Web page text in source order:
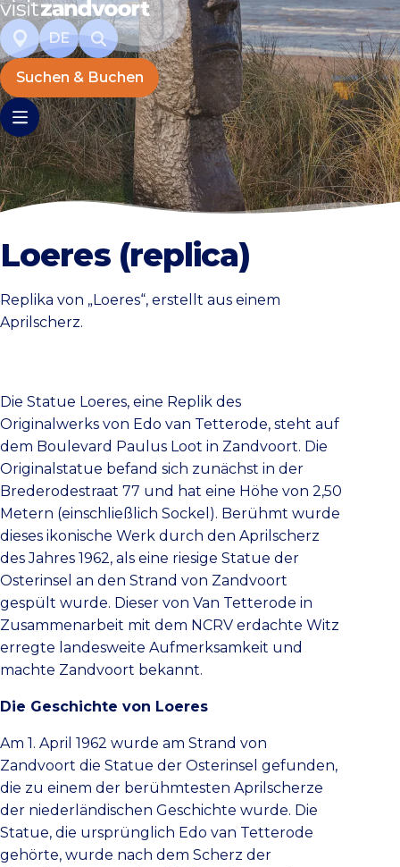
DE
Suchen & Buchen
Loeres (replica)
Replika von „Loeres“, erstellt aus einem
Aprilscherz.
Die Statue Loeres, eine Replik des
Originalwerks von Edo van Tetterode, steht auf
dem Boulevard Paulus Loot in Zandvoort. Die
Originalstatue befand sich zunächst in der
Brederodestraat 77 und hat eine Höhe von 2,50
Metern (einschließlich Sockel). Berühmt wurde
dieses ikonische Werk durch den Aprilscherz
des Jahres 1962, als eine riesige Statue der
Osterinsel an den Strand von Zandvoort
gespült wurde. Dieser von Van Tetterode in
Zusammenarbeit mit dem NCRV erdachte Witz
erregte landesweite Aufmerksamkeit und
machte Zandvoort bekannt.
Die Geschichte von Loeres
Am 1. April 1962 wurde am Strand von
Zandvoort die Statue der Osterinsel gefunden,
die zu einem der berühmtesten Aprilscherze
der niederländischen Geschichte wurde. Die
Statue, die ursprünglich Edo van Tetterode
gehörte, wurde nach dem Scherz der